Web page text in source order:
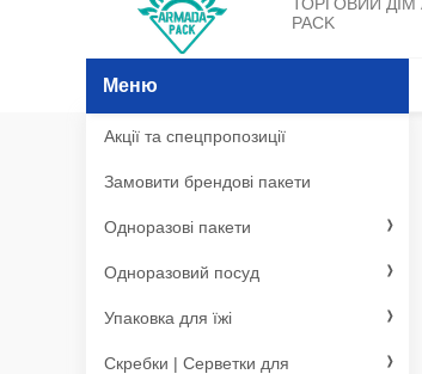
PACK
Акції та спецпропозиції
Замовити брендові пакети
Одноразові пакети
Одноразовий посуд
Упаковка для їжі
Скребки | Серветки для